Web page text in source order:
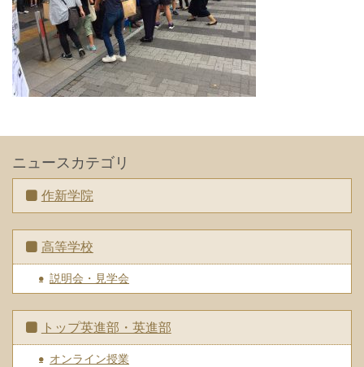
ニュースカテゴリ
作新学院
高等学校
説明会・見学会
トップ英進部・英進部
オンライン授業